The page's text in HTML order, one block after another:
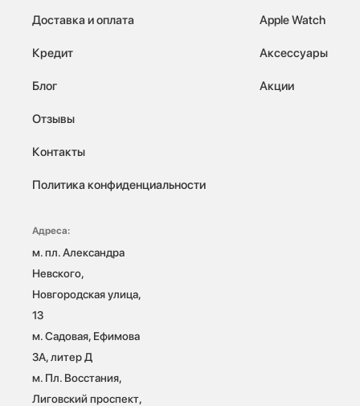
Доставка и оплата
Кредит
Блог
Отзывы
Контакты
Политика конфиденциальности
Apple Watch
Аксессуары
Акции
Адреса:
м. пл. Александра
Невского,
Новгородская улица,
13
м. Садовая, Ефимова
3А, литер Д
м. Пл. Восстания,
Лиговский проспект,